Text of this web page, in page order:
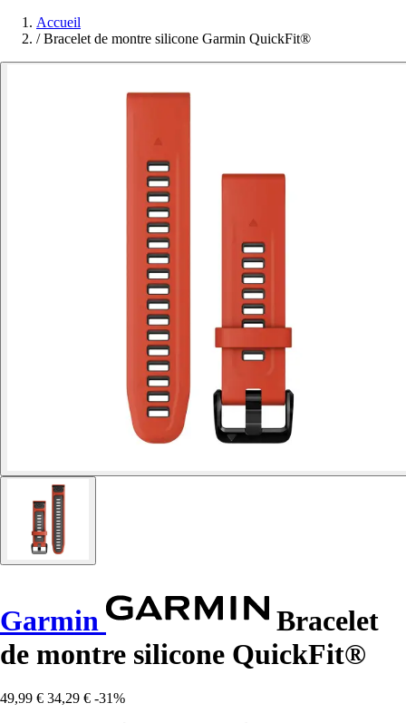
Accueil
/ Bracelet de montre silicone Garmin QuickFit®
Garmin
Bracelet
de montre silicone QuickFit®
49,99 € 34,29 € -31%